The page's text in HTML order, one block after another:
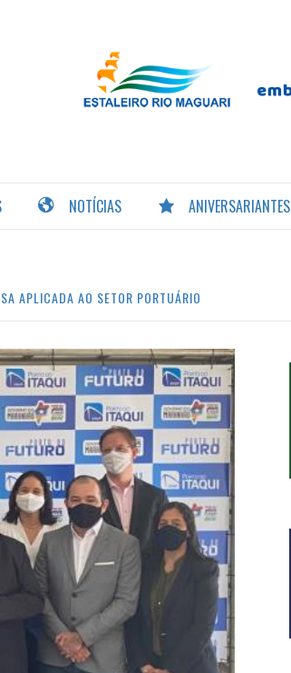
NOTÍCIAS ANIVERSARIANTES
APLICADA AO SETOR PORTUÁRIO